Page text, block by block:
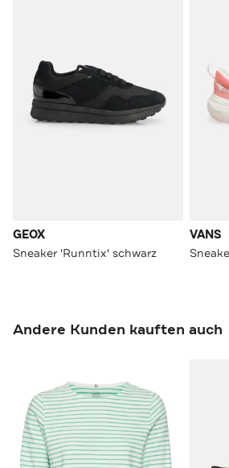
GEOX
Sneaker 'Runntix' schwarz
VANS
Andere Kunden kauften auch